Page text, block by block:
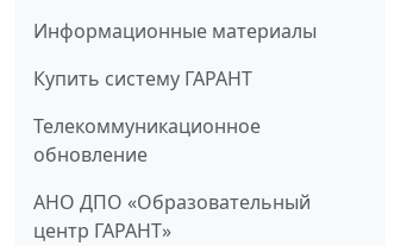
Информационные материалы
Купить систему ГАРАНТ
Телекоммуникационное
обновление
АНО ДПО «Образовательный
центр ГАРАНТ»